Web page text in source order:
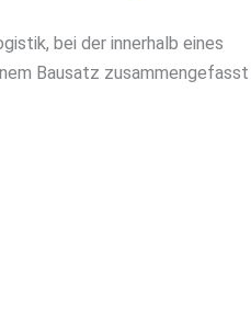
bei der innerhalb eines
Bausatz zusammengefasst